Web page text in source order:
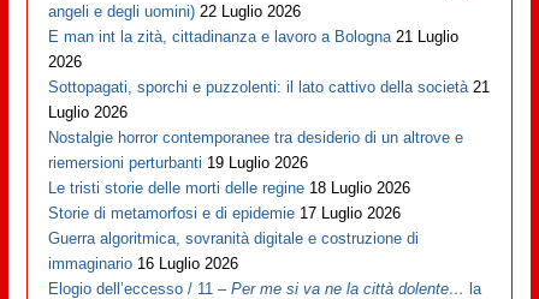
angeli e degli uomini) 22 Luglio 2026
E man int la zità, cittadinanza e lavoro a Bologna 21 Luglio
2026
Sottopagati, sporchi e puzzolenti: il lato cattivo della società 21
Luglio 2026
Nostalgie horror contemporanee tra desiderio di un altrove e
riemersioni perturbanti 19 Luglio 2026
Le tristi storie delle morti delle regine 18 Luglio 2026
Storie di metamorfosi e di epidemie 17 Luglio 2026
Guerra algoritmica, sovranità digitale e costruzione di
immaginario 16 Luglio 2026
Elogio dell’eccesso / 11 –Per me si va ne la città dolente… la